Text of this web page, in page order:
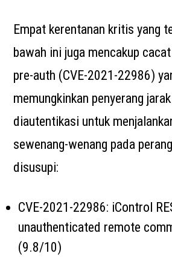
Empat kerentanan kritis yang
bawah ini juga mencakup
pre-auth (CVE-2021-22986)
memungkinkan penyerang
diautentikasi untuk
sewenang-wenang pada
disusupi:
CVE-2021-22986: iControl
unauthenticated remote
(9.8/10)